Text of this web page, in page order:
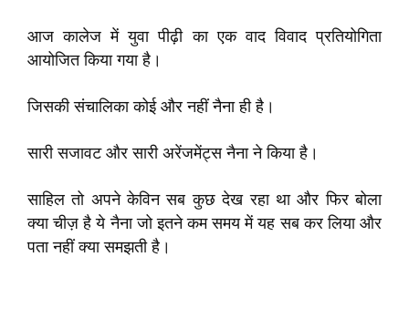
आज कालेज में युवा पीढ़ी का एक वाद विवाद प्रतियोगिता
आयोजित किया गया है।
जिसकी संचालिका कोई और नहीं नैना ही है।
सारी सजावट और सारी अरेंजमेंट्स नैना ने किया है।
साहिल तो अपने केविन सब कुछ देख रहा था और फिर बोला
क्या चीज़ है ये नैना जो इतने कम समय में यह सब कर लिया और
पता नहीं क्या समझती है।